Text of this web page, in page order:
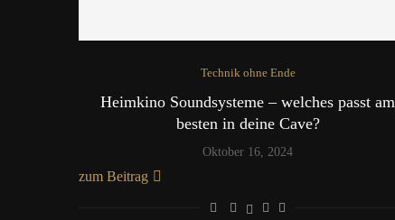
Technik ohne Ende
Heimkino Soundsysteme – welches passt am
besten in deine Cave?
Oktober 16, 2024
zum Beitrag